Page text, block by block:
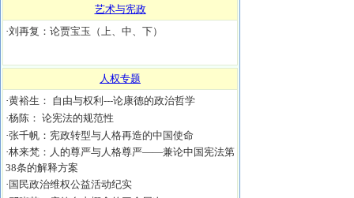
艺术与宪政
·刘再复：论贾宝玉（上、中、下）
人权专题
·黄裕生： 自由与权利---论康德的政治哲学
·杨陈： 论宪法的规范性
·张千帆：宪政转型与人格再造的中国使命
·林来梵：人的尊严与人格尊严——兼论中国宪法第
38条的解释方案
· 国民政治维权公益活动纪实